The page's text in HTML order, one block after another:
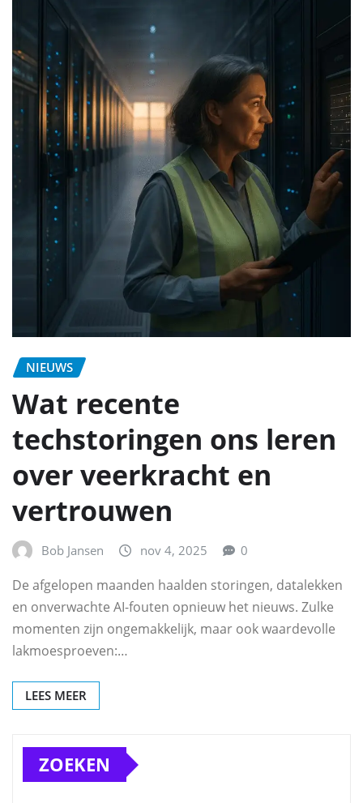
NIEUWS
Wat recente
techstoringen ons leren
over veerkracht en
vertrouwen
Bob Jansen nov 4, 2025 0
De afgelopen maanden haalden storingen, datalekken
en onverwachte AI-fouten opnieuw het nieuws. Zulke
momenten zijn ongemakkelijk, maar ook waardevolle
lakmoesproeven:…
LEES MEER
ZOEKEN